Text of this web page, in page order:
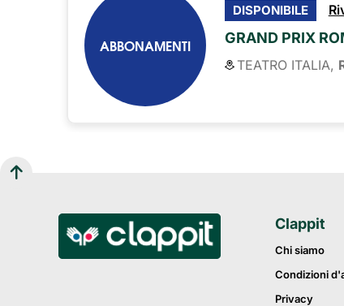
ABBONAMENTI
DISPONIBILE
GRAND PRIX
TEATRO ITALIA,
Clappit
Chi siamo
Condizioni
Privacy